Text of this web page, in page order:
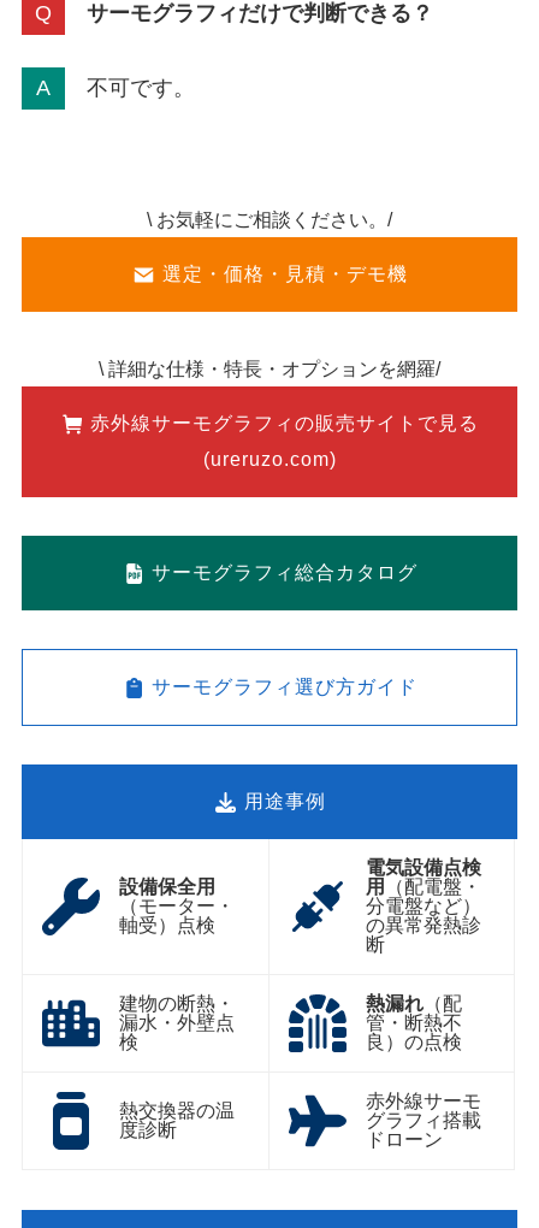
サーモグラフィだけで判断できる？
不可です。
\ お気軽にご相談ください。/
選定・価格・見積・デモ機
\ 詳細な仕様・特長・オプションを網羅/
赤外線サーモグラフィの販売サイトで見る
(ureruzo.com)
サーモグラフィ総合カタログ
サーモグラフィ選び方ガイド
用途事例
設備保全用
（モーター・
軸受）点検
電気設備点検
用
（配電盤・
分電盤など）
の異常発熱診
断
建物の断熱・
漏水・外壁点
検
熱漏れ（配
管・断熱不
良）の点検
熱交換器の温
度診断
赤外線サーモ
グラフィ搭載
ドローン